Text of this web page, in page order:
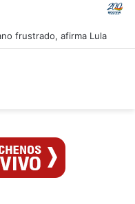
Fuerzas federales argentinas y policía de Buenos Aires son acusadas por represión